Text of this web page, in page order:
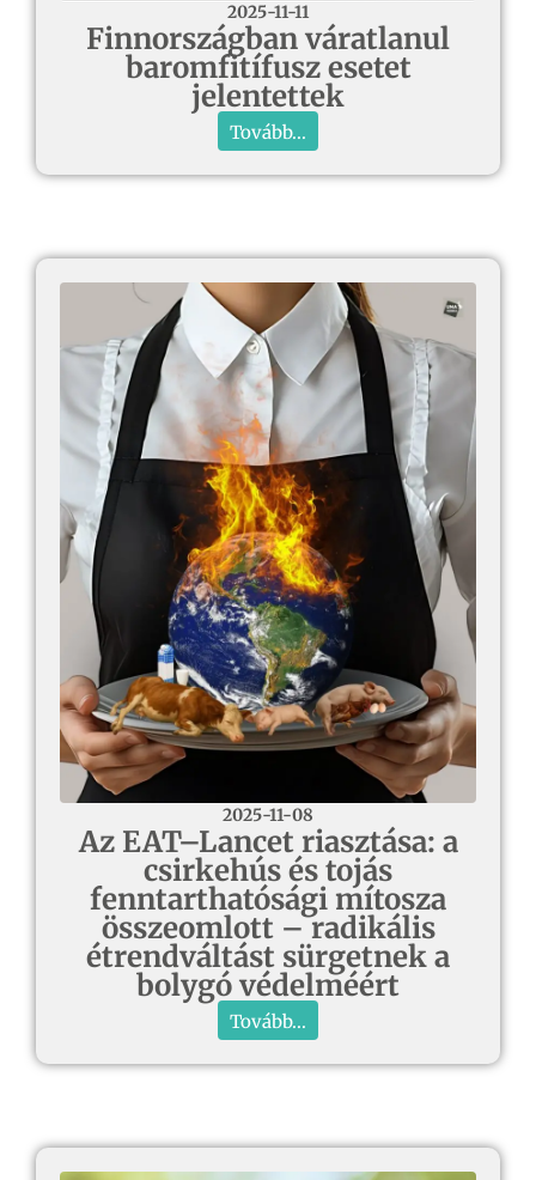
2025-11-11
Finnországban váratlanul
baromfitífusz esetet
jelentettek
Tovább...
2025-11-08
Az EAT–Lancet riasztása: a
csirkehús és tojás
fenntarthatósági mítosza
összeomlott – radikális
étrendváltást sürgetnek a
bolygó védelméért
Tovább...